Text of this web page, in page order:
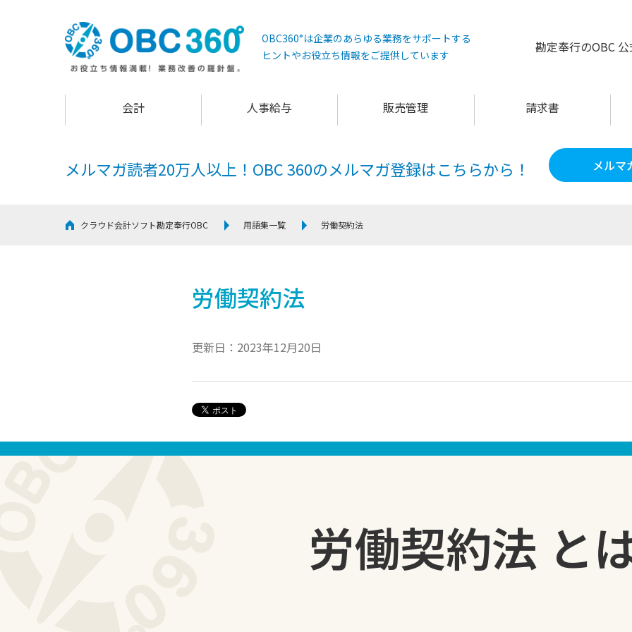
OBC360°は企業のあらゆる業務をサポートする
ヒントやお役立ち情報をご提供しています
勘定奉行のOBC
会計 人事給与 販売管理 請求書
メルマガ読者20万人以上！ OBC 360のメルマガ登録はこちらから！ メルマ
クラウド会計ソフト勘定奉行OBC 用語集一覧 労働契約法
労働契約法
更新日：2023年12月20日
労働契約法 と